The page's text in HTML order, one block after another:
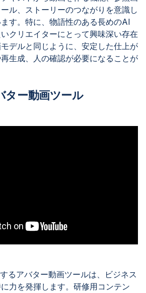
ル、ストーリーのつながりを意識し
す。特に、物語性のある長めのAI
クリエイターにとって興味深い存在
デルと同じように、安定した仕上が
生成、人の確認が必要になることが
ター動画ツール
るアバター動画ツールは、ビジネス
力を発揮します。研修用コンテン